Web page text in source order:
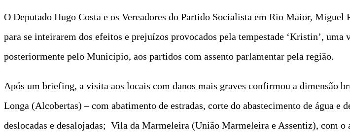
O Deputado Hugo Costa e os Vereadores do Partido Socialista em Rio Maior,
para se inteirarem dos efeitos e prejuízos provocados pela tempestade ‘Kristin’,
posteriormente pelo Município, aos partidos com assento parlamentar pela região.
Após um briefing, a visita aos locais com danos mais graves confirmou a dimensão
Longa (Alcobertas) – com abatimento de estradas, corte do abastecimento de água e
deslocadas e desalojadas; Vila da Marmeleira (União Marmeleira e Assentiz), com o